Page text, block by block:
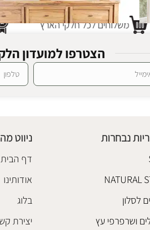
₪4,980
משלוחים לכל חלקי הארץ
הצטרפו למועדון
נבחרות
NATURAL
לסלון
ושרפרפי עץ
ניווט
דף הבית
אודותינו
בלוג
יצירת